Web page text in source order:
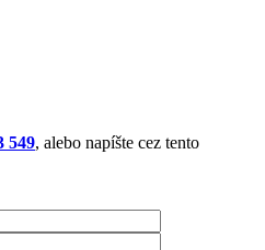
549, alebo napíšte cez tento